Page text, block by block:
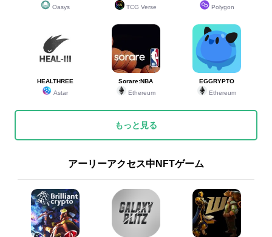
Oasys
TCG Verse
Polygon
HEALTHREE
Astar
Sorare:NBA
Ethereum
EGGRYPTO
Ethereum
もっと見る
アーリーアクセス中NFTゲーム